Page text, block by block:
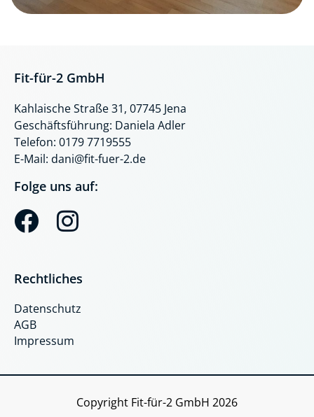
Fit-für-2 GmbH
Kahlaische Straße 31, 07745 Jena
Geschäftsführung: Daniela Adler
Telefon: 0179 7719555
E-Mail: dani@fit-fuer-2.de
Folge uns auf:
F
a
c
e
b
o
o
I
s
t
a
g
r
a
Rechtliches
Datenschutz
AGB
Impressum
Copyright Fit-für-2 GmbH 2026